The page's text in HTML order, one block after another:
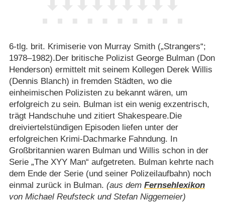
6-tlg. brit. Krimiserie von Murray Smith („Strangers“;
1978⁠–⁠1982).Der britische Polizist George Bulman (Don
Henderson) ermittelt mit seinem Kollegen Derek Willis
(Dennis Blanch) in fremden Städten, wo die
einheimischen Polizisten zu bekannt wären, um
erfolgreich zu sein. Bulman ist ein wenig exzentrisch,
trägt Handschuhe und zitiert Shakespeare.Die
dreiviertelstündigen Episoden liefen unter der
erfolgreichen Krimi-Dachmarke Fahndung. In
Großbritannien waren Bulman und Willis schon in der
Serie „The XYY Man“ aufgetreten. Bulman kehrte nach
dem Ende der Serie (und seiner Polizeilaufbahn) noch
einmal zurück in Bulman. (aus dem Fernsehlexikon
von Michael Reufsteck und Stefan Niggemeier)